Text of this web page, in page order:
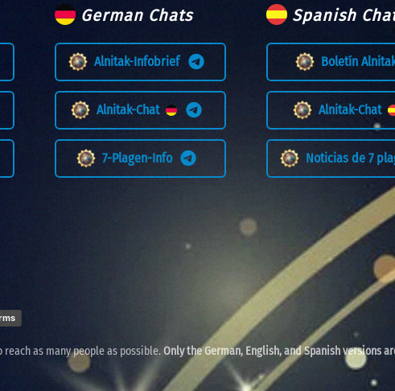
German Chats
Alnitak-Infobrief
Alnitak-Chat
7-Plagen-Info
Spanish
Boletín
Alnitak-Chat
Noticias de 7
as many people as possible.Only the German, English, and Spanish versions